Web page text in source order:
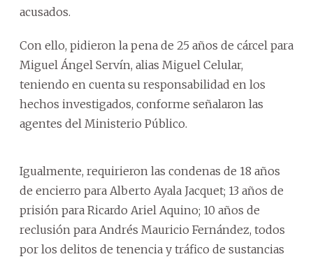
acusados.
Con ello, pidieron la pena de 25 años de cárcel para
Miguel Ángel Servín, alias Miguel Celular,
teniendo en cuenta su responsabilidad en los
hechos investigados, conforme señalaron las
agentes del Ministerio Público.
Igualmente, requirieron las condenas de 18 años
de encierro para Alberto Ayala Jacquet; 13 años de
prisión para Ricardo Ariel Aquino; 10 años de
reclusión para Andrés Mauricio Fernández, todos
por los delitos de tenencia y tráfico de sustancias